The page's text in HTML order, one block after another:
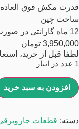
قدرت مکش فوق العاده
ساخت چین
12 ماه گارانتی در صورت نصب توسط مجموعه
3,950,000 تومان
لطفا قبل از خرید،
1 عدد در انبار
افزودن به سبد خرید
دسته: قطعات